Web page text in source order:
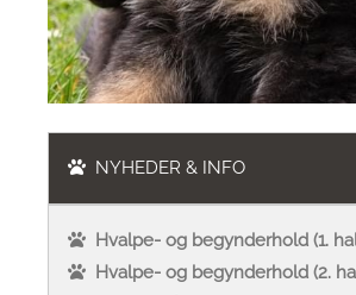
NYHEDER & INFO
Hvalpe- og begynderhold (1.
Hvalpe- og begynderhold (2.